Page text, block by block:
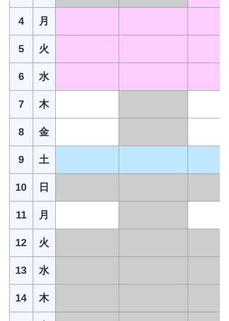
4 月
5 火
6 水
7 木
8 金
9 土
10 日
11 月
12 火
13 水
14 木